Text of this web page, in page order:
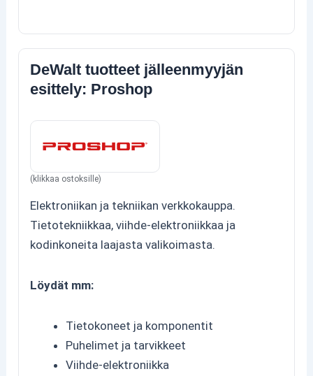
DeWalt tuotteet jälleenmyyjän
esittely: Proshop
(klikkaa ostoksille)
Elektroniikan ja tekniikan verkkokauppa.
Tietotekniikkaa, viihde-elektroniikkaa ja
kodinkoneita laajasta valikoimasta.
Löydät mm:
Tietokoneet ja komponentit
Puhelimet ja tarvikkeet
Viihde-elektroniikka